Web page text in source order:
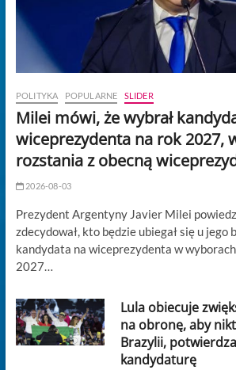
POLITYKA POPULARNE SLIDER
Milei mówi, że wybrał
wiceprezydenta na rok 2027,
rozstania z obecną
2026-08-03
Prezydent Argentyny Javier Milei
zdecydował, kto będzie ubiegał się u jego
kandydata na wiceprezydenta w
2027…
Lula obiecuje
na obronę, aby
Brazylii,
kandydaturę